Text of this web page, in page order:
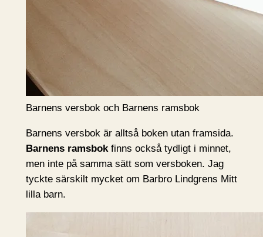
Barnens versbok och Barnens ramsbok
Barnens versbok är alltså boken utan framsida.
Barnens ramsbokfinns också tydligt i minnet,
men inte på samma sätt som versboken. Jag
tyckte särskilt mycket om Barbro Lindgrens Mitt
lilla barn.